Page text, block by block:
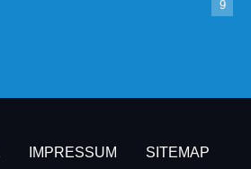
9
IMPRESSUM SITEMAP